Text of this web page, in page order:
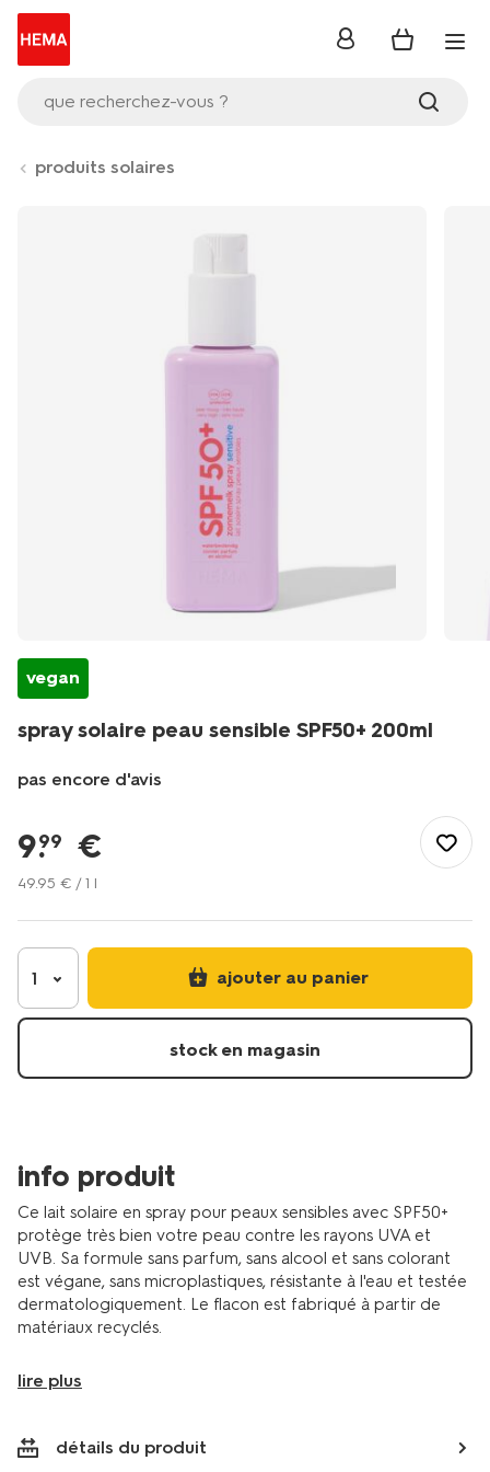
que recherchez-vous ?
se
produits solaires
vegan
spray solaire peau sensible SPF50+ 200 ml
pas encore d'avis
fr/soins-
beaute/soins-
bien-
solaires/spray-
solaire-
peau-
spf50plus-
9.
99 €
49.95 € / 1 l
1 ajouter au panier
stock en magasin
info produit
Ce lait solaire en spray pour peaux sensibles avec SPF50+
protège très bien votre peau contre les rayons UVA et
UVB. Sa formule sans parfum, sans alcool et sans colorant
est végane, sans microplastiques, résistante à l'eau et testée
dermatologiquement. Le flacon est fabriqué à partir de
matériaux recyclés.
lire plus
détails du produit